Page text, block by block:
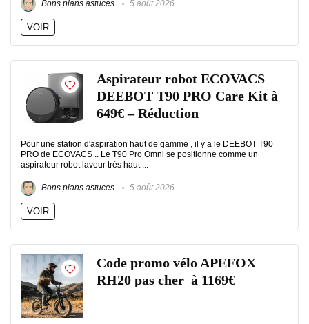
Bons plans astuces 5 août 2026
VOIR
Aspirateur robot ECOVACS
DEEBOT T90 PRO Care Kit à
649€ – Réduction
Pour une station d'aspiration haut de gamme , il y a le DEEBOT T90
PRO de ECOVACS .. Le T90 Pro Omni se positionne comme un
aspirateur robot laveur très haut ...
Bons plans astuces 5 août 2026
VOIR
Code promo vélo APEFOX
RH20 pas cher à 1169€